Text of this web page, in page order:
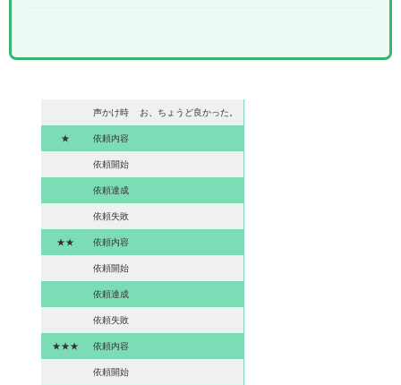
声かけ時 お、ちょうど良かった。
★ 依頼内容
依頼開始
依頼達成
依頼失敗
★★ 依頼内容
依頼開始
依頼達成
依頼失敗
★★★ 依頼内容
依頼開始